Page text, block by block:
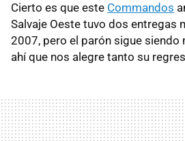
Cierto es que este Commandos
Salvaje Oeste tuvo dos entregas
2007, pero el parón sigue siendo
ahí que nos alegre tanto su